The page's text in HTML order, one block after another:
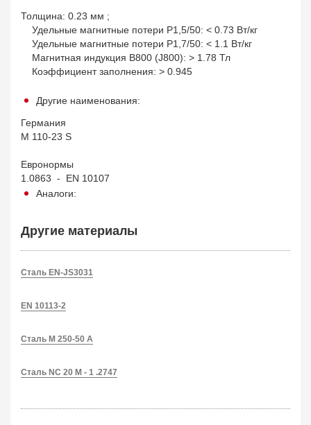
Толщина: 0.23 мм ;
Удельные магнитные потери P1,5/50: < 0.73 Вт/кг
Удельные магнитные потери P1,7/50: < 1.1 Вт/кг
Магнитная индукция B800 (J800): > 1.78 Тл
Коэффициент заполнения: > 0.945
Другие наименования:
Германия
M 110-23 S
Евронормы
1.0863 - EN 10107
Аналоги:
Другие материалы
Сталь EN-JS3031
EN 10113-2
Сталь M 250-50 A
Сталь NC 20 M - 1 .2747